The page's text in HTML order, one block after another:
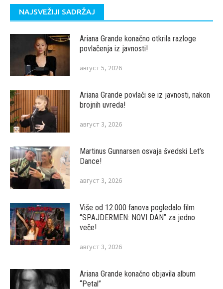
NAJSVEŽIJI SADRŽAJ
Ariana Grande konačno otkrila razloge
povlačenja iz javnosti!
август 5, 2026
Ariana Grande povlači se iz javnosti, nakon
brojnih uvreda!
август 3, 2026
Martinus Gunnarsen osvaja švedski Let’s
Dance!
август 3, 2026
Više od 12.000 fanova pogledalo film
“SPAJDERMEN: NOVI DAN” za jedno
veče!
август 3, 2026
Ariana Grande konačno objavila album
“Petal”